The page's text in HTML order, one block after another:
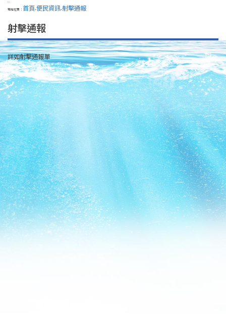
:::
現在位置： 首頁>便民資訊>射擊通報
射擊通報
詳如射擊通報單